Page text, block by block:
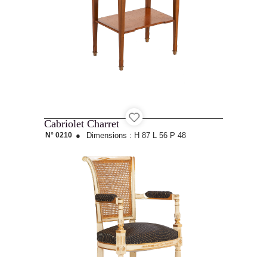
Cabriolet Charret
N° 0210 ● Dimensions : H 87 L 56 P 48